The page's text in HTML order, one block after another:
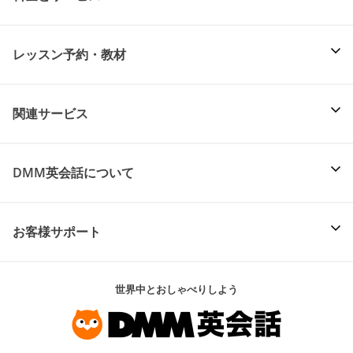
レッスン予約・教材
関連サービス
DMM英会話について
お客様サポート
世界中とおしゃべりしよう